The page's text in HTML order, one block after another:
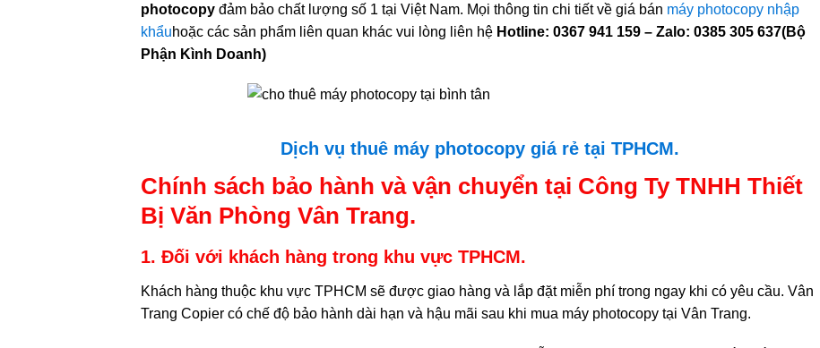
photocopy đảm bảo chất lượng số 1 tại Việt Nam. Mọi thông tin chi tiết về giá bán máy photocopy nhập
khẩuhoặc các sản phẩm liên quan khác vui lòng liên hệ Hotline: 0367 941 159 – Zalo: 0385 305 637(Bộ
Phận Kình Doanh)
Dịch vụ thuê máy photocopy giá rẻ tại TPHCM.
Chính sách bảo hành và vận chuyển tại Công Ty TNHH Thiết
Bị Văn Phòng Vân Trang.
1. Đối với khách hàng trong khu vực TPHCM.
Khách hàng thuộc khu vực TPHCM sẽ được giao hàng và lắp đặt miễn phí trong ngay khi có yêu cầu. Vân
Trang Copier có chế độ bảo hành dài hạn và hậu mãi sau khi mua máy photocopy tại Vân Trang.